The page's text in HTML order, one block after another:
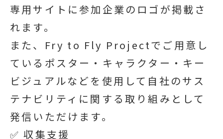
専用サイトに参加企業のロゴが掲載さ
れます。
また、Fry to Fly Projectでご用意し
ているポスター・キャラクター・キー
ビジュアルなどを使用して自社のサス
テナビリティに関する取り組みとして
発信いただけます。
✅ 収集支援